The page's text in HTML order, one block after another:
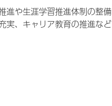
進や生涯学習推進体制の整
、キャリア教育の推進など